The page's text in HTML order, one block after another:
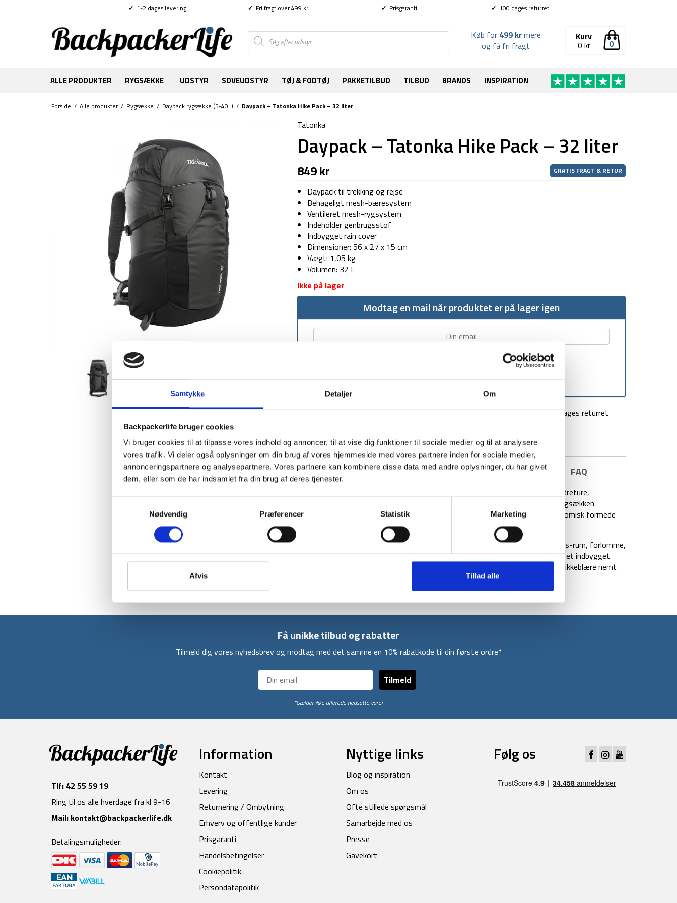
Samtykke Detaljer Om
Backpackerlife bruger cookies
Vi bruger cookies til at tilpasse vores indhold og annoncer, til at vise dig funktioner til sociale medier og til at analysere
vores trafik. Vi deler også oplysninger om din brug af vores hjemmeside med vores partnere inden for sociale medier,
annonceringspartnere og analysepartnere. Vores partnere kan kombinere disse data med andre oplysninger, du har givet
dem, eller som de har indsamlet fra din brug af deres tjenester.
Nødvendig
Præferencer Statistik Marketing
Afvis Tillad alle
✓ 1-2 dages levering ✓ Fri fragt over 499 kr ✓ Prisgaranti ✓ 100 dages returret
Products
search 0
Kurv
0 kr
Køb for 499 krmere
og få fri fragt
ALLE PRODUKTER RYGSÆKKE UDSTYR SOVEUDSTYR TØJ & FODTØJ PAKKETILBUD TILBUD BRANDS INSPIRATION
Forside / Alle produkter/ Rygsække / Daypack rygsække (5-40L) / Daypack – Tatonka Hike Pack – 32 liter
Tatonka
Daypack – Tatonka Hike Pack – 32 liter
849kr GRATIS FRAGT & RETUR
Daypack til trekking og rejse
Behageligt mesh-bæresystem
Ventileret mesh-rygsystem
Indeholder genbrugsstof
Indbygget rain cover
Dimensioner: 56 x 27 x 15 cm
Vægt: 1,05 kg
Volumen: 32 L
Ikke på lager
Modtag en mail når produktet er på lager igen
1-2 dages levering Fri fragt over 499 kr 100 dages returret
BESKRIVELSE YDERLIGERE INFORMATION BRAND FAQ
Tatonkas Hike Pack 32 er en populær lille vandrerygsæk, som er perfekt til vandreture,
aktiviteter og weekendture. Pga. det veludviklede bæresystem med mesh er rygsækken
ekstremt behagelig at gå med. Derudover har rygsækken hoftebælte og ergonomisk formede
Hike 32 rygsækken har mange praktiske opbevaringsmuligheder, så som toplågs-rum, forlomme,
to sidelommer og en lynlåslomme på hoftespændet. Derudover har rygsækken et indbygget
regnslag og en strop hvor udstyr og grej kan fastspændes. Yderligere kan en drikkeblære nemt
Få unikke tilbud og rabatter
Tilmeld dig vores nyhedsbrev og modtag med det samme en 10% rabatkode til din første ordre*
Tilmeld
*Gælder ikke allerede nedsatte varer
Tlf: 42 55 59 19
Ring til os alle hverdage fra kl 9-16
Mail: kontakt@backpackerlife.dk
Betalingsmuligheder:
Information
Kontakt
Levering
Returnering / Ombytning
Erhverv og offentlige kunder
Prisgaranti
Handelsbetingelser
Cookiepolitik
Persondatapolitik
Nyttige links
Blog og inspiration
Om os
Ofte stillede spørgsmål
Samarbejde med os
Presse
Gavekort
Følg os